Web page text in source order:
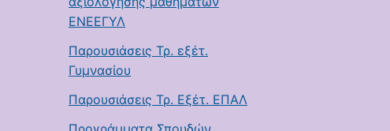
ΕΝΕΕΓΥΛ
Παρουσιάσεις Τρ. εξέτ.
Γυμνασίου
Παρουσιάσεις Τρ. Εξέτ. ΕΠΑΛ